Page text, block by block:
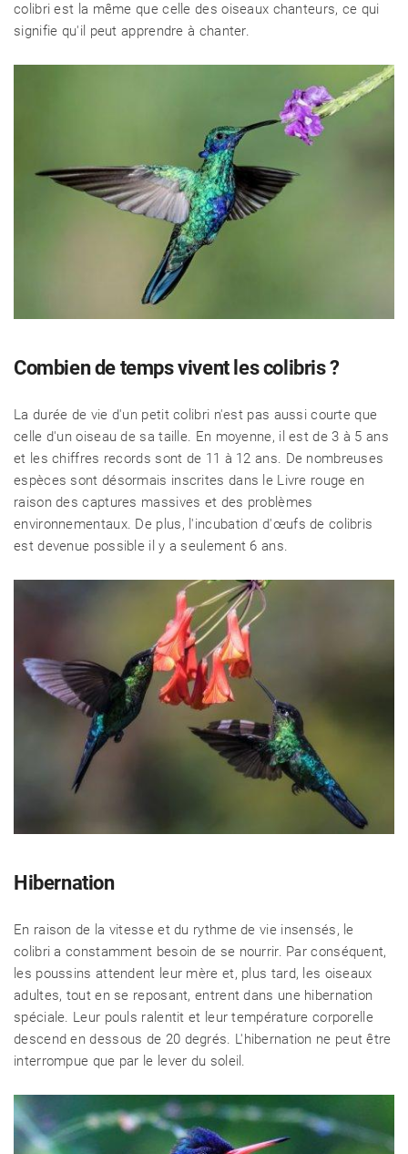
colibri est la même que celle des oiseaux chanteurs, ce qui
signifie qu'il peut apprendre à chanter.
Combien de temps vivent les colibris ?
La durée de vie d'un petit colibri n'est pas aussi courte que
celle d'un oiseau de sa taille. En moyenne, il est de 3 à 5 ans
et les chiffres records sont de 11 à 12 ans. De nombreuses
espèces sont désormais inscrites dans le Livre rouge en
raison des captures massives et des problèmes
environnementaux. De plus, l'incubation d'œufs de colibris
est devenue possible il y a seulement 6 ans.
Hibernation
En raison de la vitesse et du rythme de vie insensés, le
colibri a constamment besoin de se nourrir. Par conséquent,
les poussins attendent leur mère et, plus tard, les oiseaux
adultes, tout en se reposant, entrent dans une hibernation
spéciale. Leur pouls ralentit et leur température corporelle
descend en dessous de 20 degrés. L'hibernation ne peut être
interrompue que par le lever du soleil.
CÉLÉBRITÉS
LA BEAUTÉ
MODE DE VIE
MAISON ET FAMILLE
RECETTES